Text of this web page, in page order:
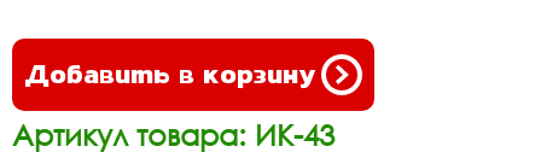
Добавить в корзину
Артикул товара: ИК-43